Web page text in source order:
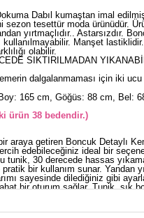
Dabıl kumaştan imal
sezon tesettür moda ürünüdür.
yırtmaçlıdır.. Astarsızdır.
kullanılmayabilir. Manşet
olabilir.
SIKTIRILMADAN
dalgalanmaması için iki
Boy: 165 cm, Göğüs: 88 cm, Bel:
ürün 38 bedendir.)
bir araya getiren Boncuk Detaylı
edebileceğiniz ideal bir
tunik, 30 derecede hassas
pratik bir kullanım sunar. Yandan
sayesinde dilediğiniz gibi
bir oturum sağlar. Tunik, şık
Hem şık hem de konforlu bir
TUNİK BEDEN